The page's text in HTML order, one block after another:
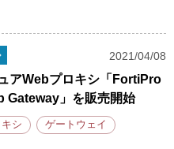
2021/04/08
アWebプロキシ「FortiPro
Gateway」を販売開始
シ ゲートウェイ